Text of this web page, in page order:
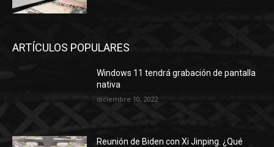
ARTÍCULOS POPULARES
Windows 11 tendrá grabación de pantalla
nativa
diciembre 10, 2022
Reunión de Biden con Xi Jinping. ¿Qué